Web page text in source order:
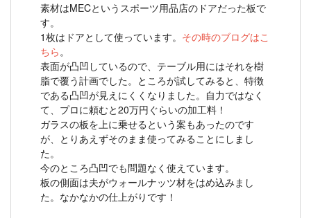
素材はMECというスポーツ用品店のドアだった板で
す。
1枚はドアとして使っています。 その時のブログはこ
ちら。
表面が凸凹しているので、テーブル用にはそれを樹
脂で覆う計画でした。ところが試してみると、特徴
である凸凹が見えにくくなりました。自力ではなく
て、プロに頼むと20万円ぐらいの加工料！
ガラスの板を上に乗せるという案もあったのです
が、とりあえずそのまま使ってみることにしまし
た。
今のところ凸凹でも問題なく使えています。
板の側面は夫がウォールナッツ材をはめ込みまし
た。なかなかの仕上がりです！